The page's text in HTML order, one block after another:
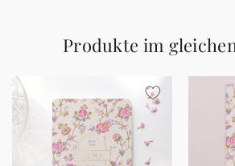
Produkte im